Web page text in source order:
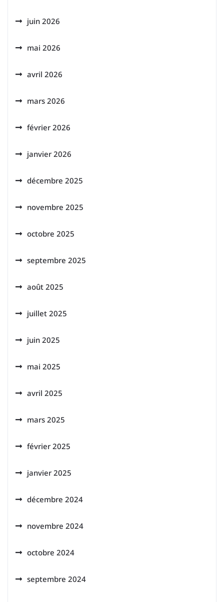
juin 2026
mai 2026
avril 2026
mars 2026
février 2026
janvier 2026
décembre 2025
novembre 2025
octobre 2025
septembre 2025
août 2025
juillet 2025
juin 2025
mai 2025
avril 2025
mars 2025
février 2025
janvier 2025
décembre 2024
novembre 2024
octobre 2024
septembre 2024